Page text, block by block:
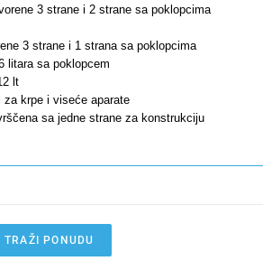
3 strane i 2 strane sa poklopcima
3 strane i 1 strana sa poklopcima
litara sa poklopcem
lt
za krpe i viseće aparate
sa jedne strane za konstrukciju
TRAŽI PONUDU